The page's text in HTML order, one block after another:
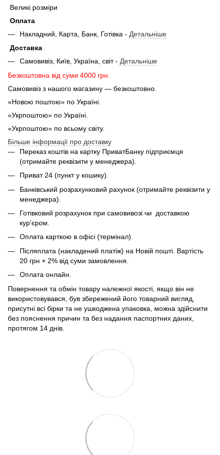
Великі розміри
Оплата
Накладний, Карта, Банк, Готівка - Детальніше
Доставка
Самовивіз, Київ, Україна, світ - Детальніше
Безкоштовна від суми 4000 грн.
Самовивіз з нашого магазину — безкоштовно.
«Новою поштою» по Україні.
«Укрпоштою» по Україні.
«Укрпоштою» по всьому світу.
Більше інформації про доставку
Переказ коштів на картку ПриватБанку підприємця
(отримайте реквізити у менеджера).
Приват 24 (пункт у кошику).
Банківський розрахунковий рахунок (отримайте реквізити у
менеджера).
Готівковий розрахунок при самовивозі чи доставкою
кур’єром.
Оплата карткою в офісі (термінал).
Післяплата (накладений платіж) на Новій пошті. Вартість
20 грн + 2% від суми замовлення.
Оплата онлайн.
Повернення та обмін товару належної якості, якщо він не
використовувався, був збережений його товарний вигляд,
присутні всі бірки та не ушкоджена упаковка, можна здійснити
без пояснення причин та без надання паспортних даних,
протягом 14 днів.